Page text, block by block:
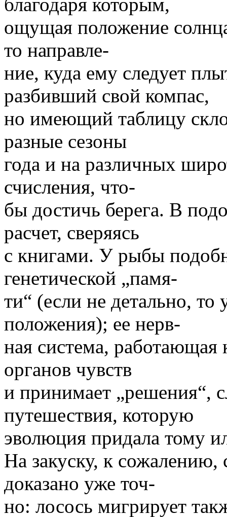
ощущая положение
то направле-
ние, куда ему следует
разбивший свой компас,
но имеющий таблицу
разные сезоны
года и на различных
счисления, что-
бы достичь берега. В
расчет, сверяясь
с книгами. У рыбы
генетической „памя-
ти“ (если не детально,
положения); ее нерв-
ная система,
органов чувств
и принимает „решения“,
путешествия, которую
эволюция придала тому
На закуску, к сожалению,
доказано уже точ-
но: лосось мигрирует